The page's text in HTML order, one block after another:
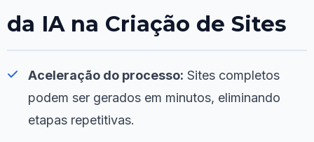
da IA na Criação de Sites
Aceleração do processo: Sites completos
podem ser gerados em minutos, eliminando
etapas repetitivas.